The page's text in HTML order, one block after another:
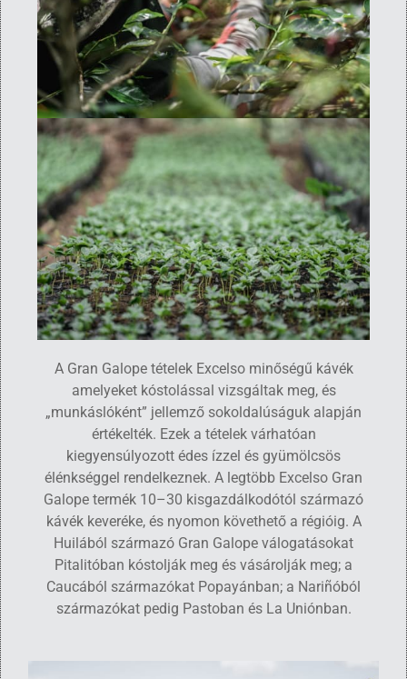
A Gran Galope tételek Excelso minőségű kávék
amelyeket kóstolással vizsgáltak meg, és
„munkáslóként” jellemző sokoldalúságuk alapján
értékelték. Ezek a tételek várhatóan
kiegyensúlyozott édes ízzel és gyümölcsös
élénkséggel rendelkeznek. A legtöbb Excelso Gran
Galope termék 10–30 kisgazdálkodótól származó
kávék keveréke, és nyomon követhető a régióig. A
Huilából származó Gran Galope válogatásokat
Pitalitóban kóstolják meg és vásárolják meg; a
Caucából származókat Popayánban; a Nariñóból
származókat pedig Pastoban és La Uniónban.